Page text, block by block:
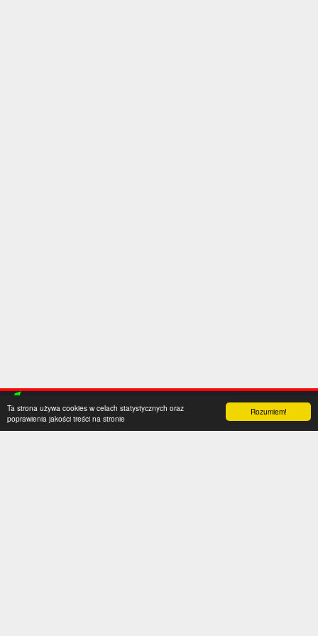
Rozumiem!
Ta strona używa cookies w celach statystycznych oraz
poprawienia jakości treści na stronie